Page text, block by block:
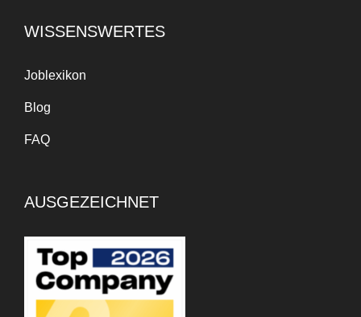
WISSENSWERTES
Joblexikon
Blog
FAQ
AUSGEZEICHNET